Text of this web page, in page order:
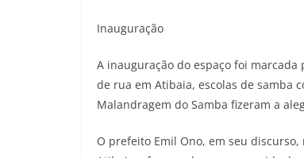
Inauguração
A inauguração do espaço foi
de rua em Atibaia, escolas de samba
Malandragem do Samba fizeram a
O prefeito Emil Ono, em seu